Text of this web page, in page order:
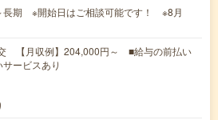
長期 ※開始日はご相談可能です！ ※8月
【月収例】204,000円～ ■給与の前払い
ービスあり